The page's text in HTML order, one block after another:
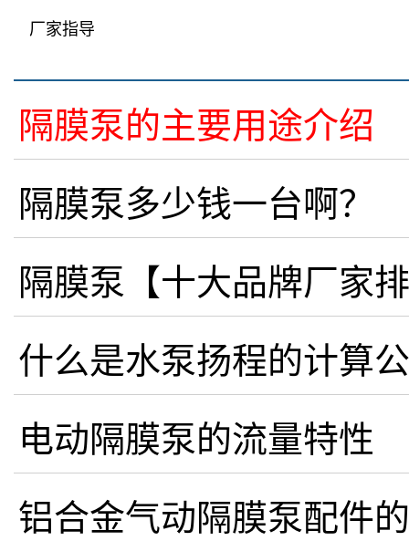
厂家指导
隔膜泵的主要用途介绍
隔膜泵多少钱一台啊？
隔膜泵【十大品牌厂家
什么是水泵扬程的计算
电动隔膜泵的流量特性
铝合金气动隔膜泵配件